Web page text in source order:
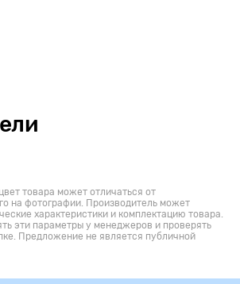
товара может отличаться от
на фотографии. Производитель может
характеристики и комплектацию товара.
эти параметры у менеджеров и проверять
Предложение не является публичной